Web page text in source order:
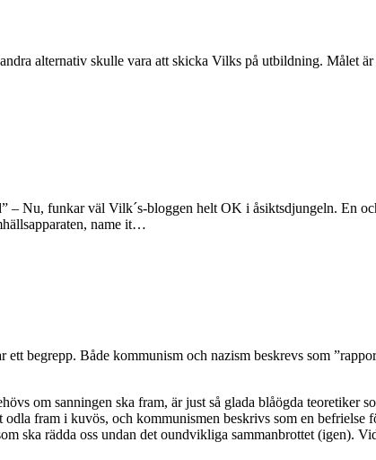
alternativ skulle vara att skicka Vilks på utbildning. Målet är
Nu, funkar väl Vilk´s-bloggen helt OK i åsiktsdjungeln. En
name it…
begrepp. Både kommunism och nazism beskrevs som
om sanningen ska fram, är just så glada blåögda teoretiker
fram i kuvös, och kommunismen beskrivs som en befrielse
ska rädda oss undan det oundvikliga sammanbrottet (igen).